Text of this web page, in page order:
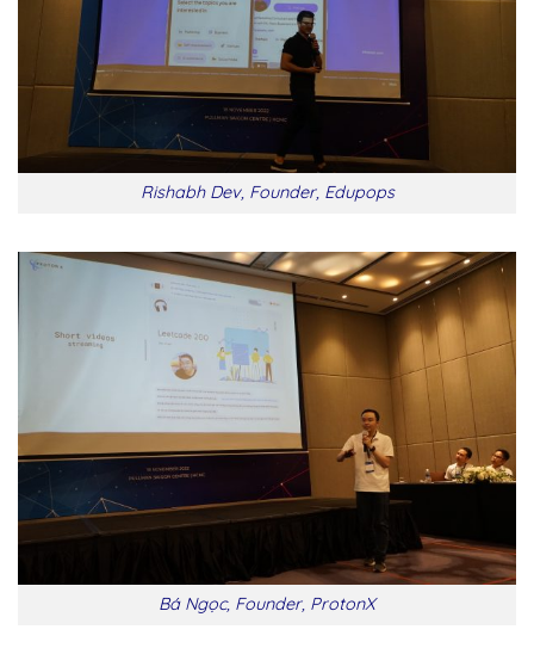
Rishabh Dev, Founder, Edupops
Bá Ngọc, Founder, ProtonX